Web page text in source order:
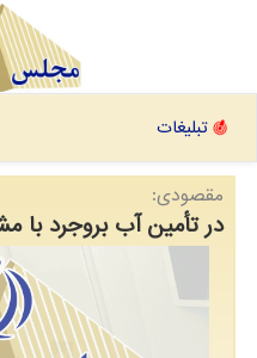
تبلیغات
مقصودی:
در تأمین آب بروجرد با